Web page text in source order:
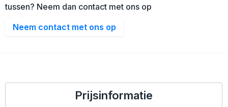
tussen? Neem dan contact met ons op
Neem contact met ons op
Prijsinformatie